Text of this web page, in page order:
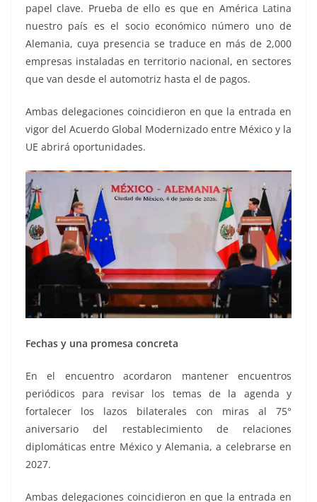
papel clave. Prueba de ello es que en América Latina
nuestro país es el socio económico número uno de
Alemania, cuya presencia se traduce en más de 2,000
empresas instaladas en territorio nacional, en sectores
que van desde el automotriz hasta el de pagos.
Ambas delegaciones coincidieron en que la entrada en
vigor del Acuerdo Global Modernizado entre México y la
UE abrirá oportunidades.
Fechas y una promesa concreta
En el encuentro acordaron mantener encuentros
periódicos para revisar los temas de la agenda y
fortalecer los lazos bilaterales con miras al 75°
aniversario del restablecimiento de relaciones
diplomáticas entre México y Alemania, a celebrarse en
2027.
Ambas delegaciones coincidieron en que la entrada en